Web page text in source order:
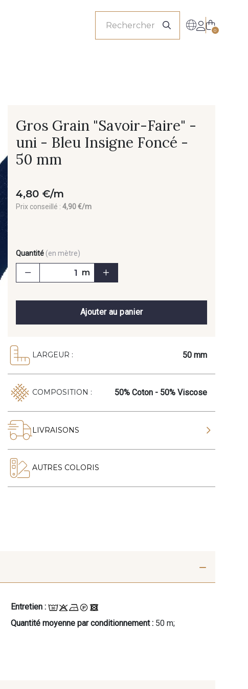
0
Gros Grain "Savoir-Faire" -
uni - Bleu Insigne Foncé -
50 mm
4,80 €/m
Prix conseillé :4,90 €/m
Quantité (en mètre)
m
Ajouter au panier
LARGEUR : 50 mm
COMPOSITION : 50% Coton - 50% Viscose
LIVRAISONS
AUTRES COLORIS
Entretien :
Quantité moyenne par conditionnement : 50 m;